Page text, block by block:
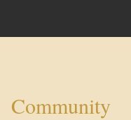
Community